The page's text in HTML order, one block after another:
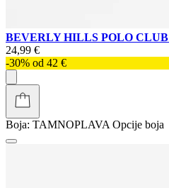
BEVERLY HILLS POLO CLUB
24,99 €
-30% od 42 €
Boja: TAMNOPLAVA Opcije boja